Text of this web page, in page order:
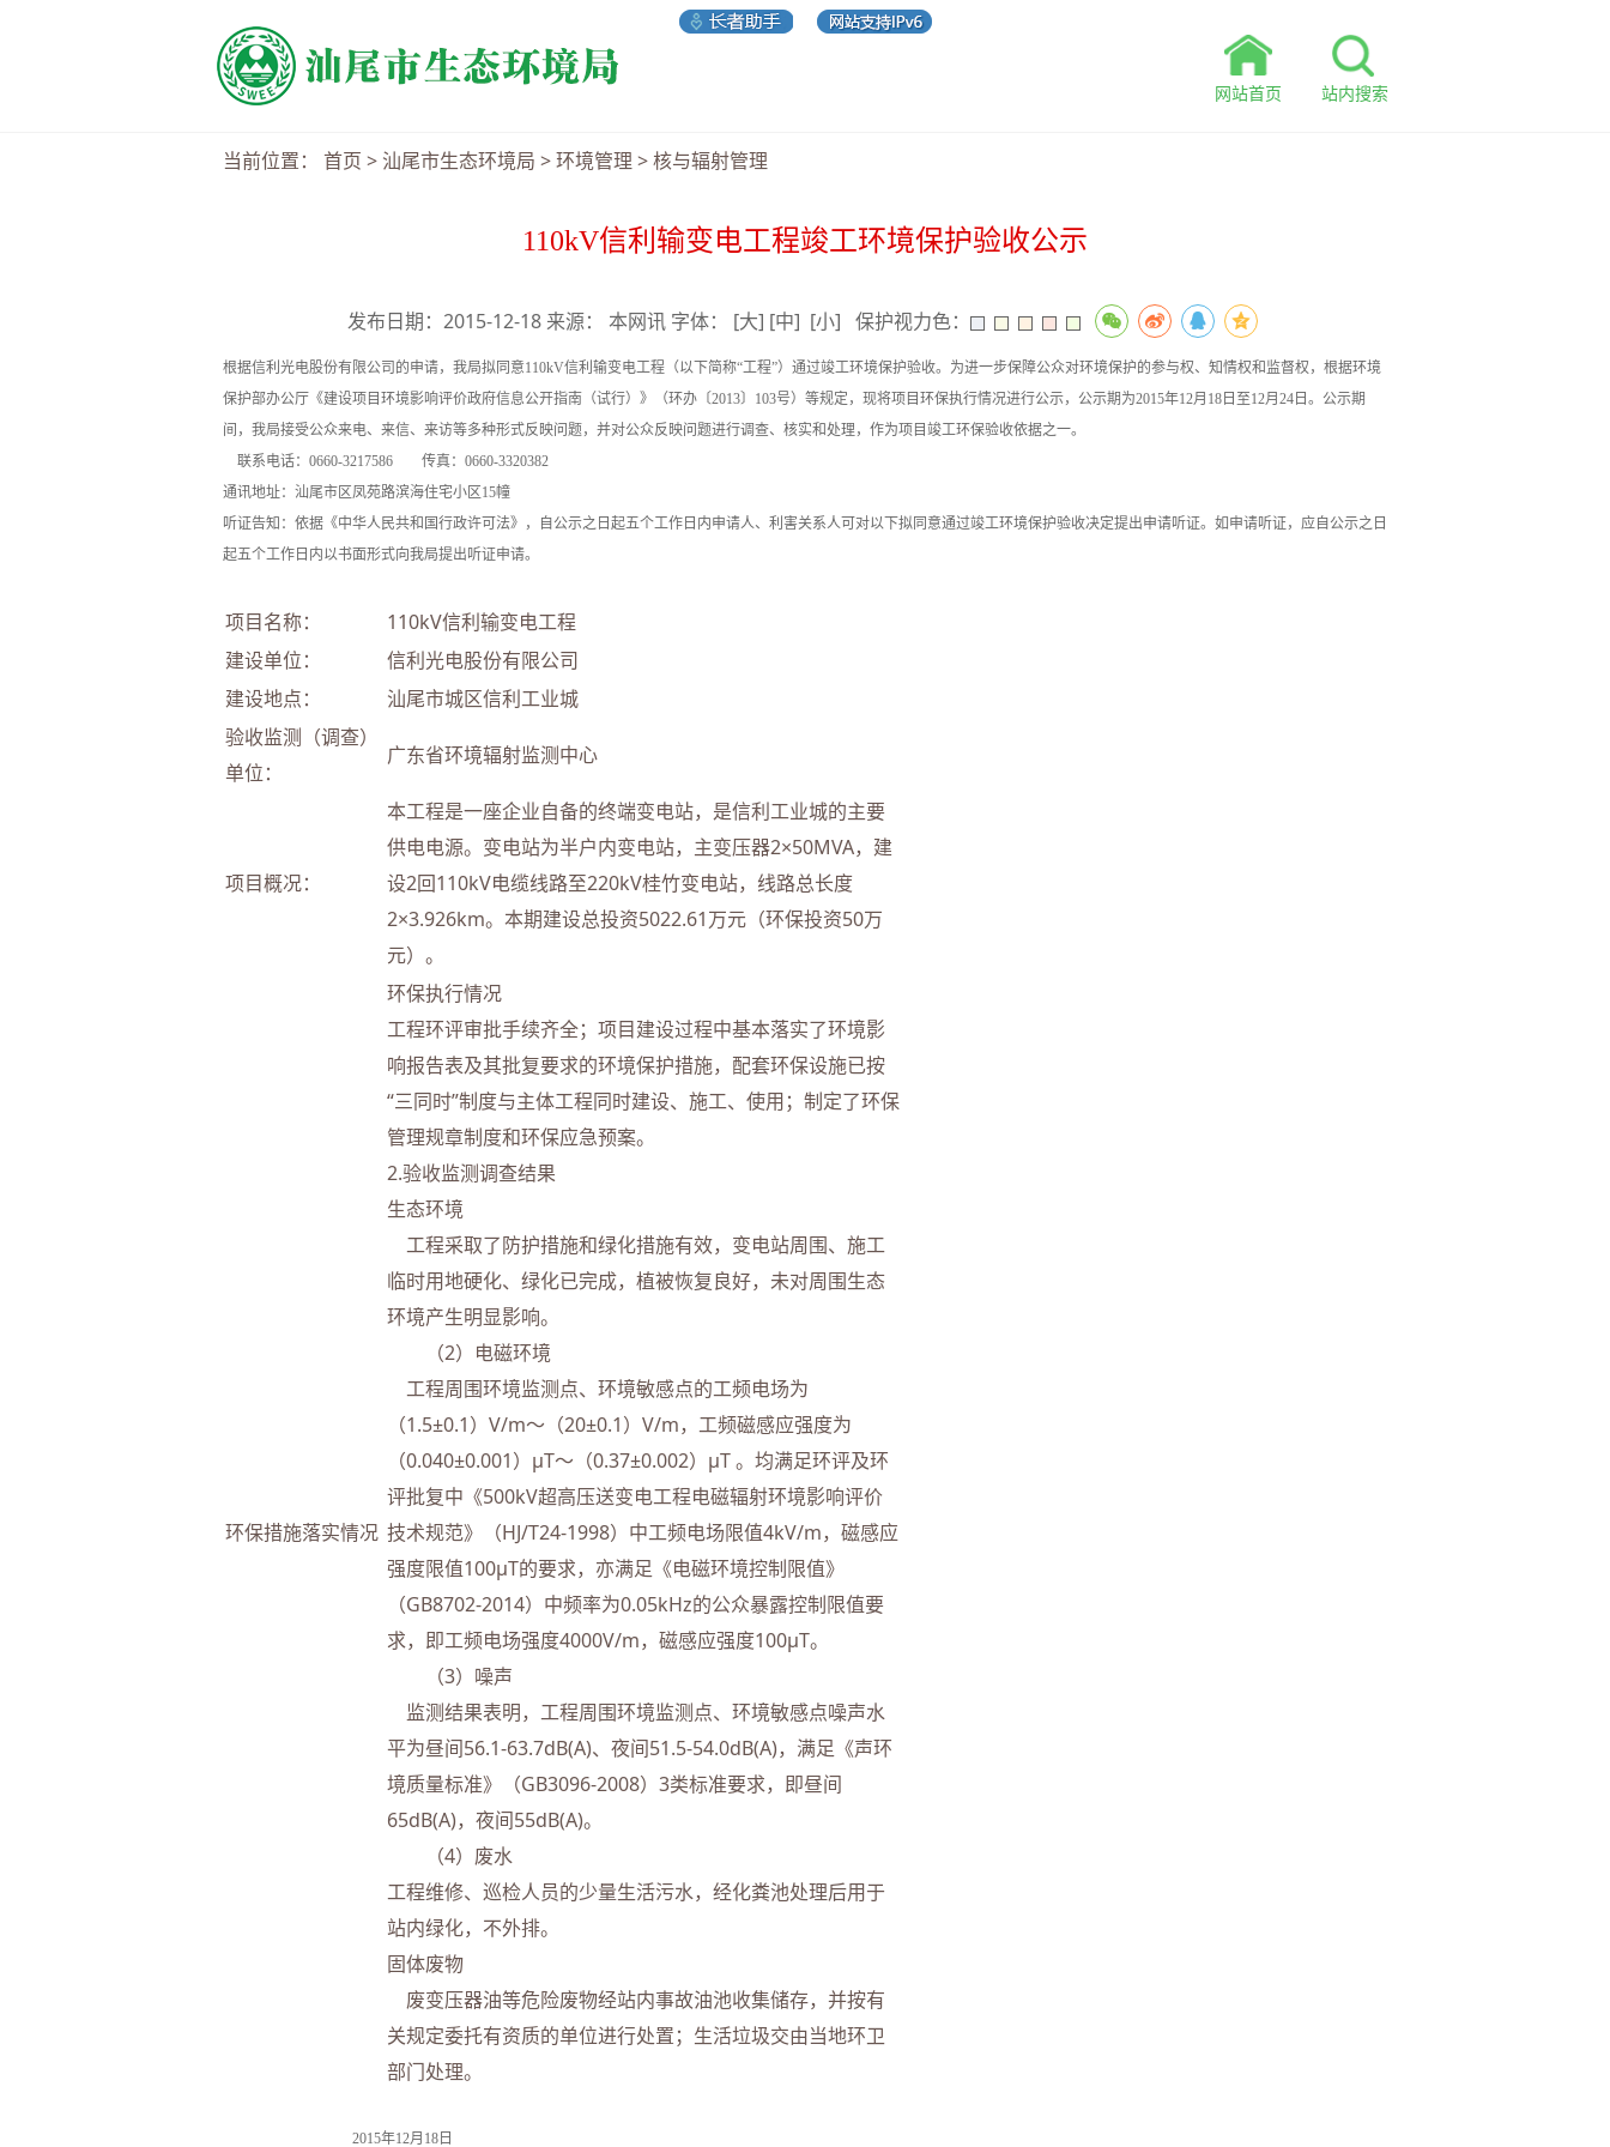
网站首页 站内搜索
当前位置： 首页 > 汕尾市生态环境局 >环境管理 >核与辐射管理
110kV信利输变电工程竣工环境保护验收公示
发布日期：2015-12-18 来源： 本网讯 字体： [大] [中] [小] 保护视力色：
根据信利光电股份有限公司的申请，我局拟同意110kV信利输变电工程（以下简称“工程”）通过竣工环境保护验收。为进一步保障公众对环境保护的参与权、知情权和监督权，根据环境
保护部办公厅《建设项目环境影响评价政府信息公开指南（试行）》（环办〔2013〕103号）等规定，现将项目环保执行情况进行公示，公示期为2015年12月18日至12月24日。公示期
间，我局接受公众来电、来信、来访等多种形式反映问题，并对公众反映问题进行调查、核实和处理，作为项目竣工环保验收依据之一。
联系电话：0660-3217586 传真：0660-3320382
通讯地址：汕尾市区凤苑路滨海住宅小区15幢
听证告知：依据《中华人民共和国行政许可法》，自公示之日起五个工作日内申请人、利害关系人可对以下拟同意通过竣工环境保护验收决定提出申请听证。如申请听证，应自公示之日
起五个工作日内以书面形式向我局提出听证申请。
项目名称：
110kV信利输变电工程
建设单位：
信利光电股份有限公司
建设地点：
汕尾市城区信利工业城
验收监测（调查）
单位：
广东省环境辐射监测中心
项目概况：
本工程是一座企业自备的终端变电站，是信利工业城的主要
供电电源。变电站为半户内变电站，主变压器2×50MVA，建
设2回110kV电缆线路至220kV桂竹变电站，线路总长度
2×3.926km。本期建设总投资5022.61万元（环保投资50万
元）。
环保措施落实情况
环保执行情况
工程环评审批手续齐全；项目建设过程中基本落实了环境影
响报告表及其批复要求的环境保护措施，配套环保设施已按
“三同时”制度与主体工程同时建设、施工、使用；制定了环保
管理规章制度和环保应急预案。
2.验收监测调查结果
生态环境
工程采取了防护措施和绿化措施有效，变电站周围、施工
临时用地硬化、绿化已完成，植被恢复良好，未对周围生态
环境产生明显影响。
（2）电磁环境
工程周围环境监测点、环境敏感点的工频电场为
（1.5±0.1）V/m～（20±0.1）V/m，工频磁感应强度为
（0.040±0.001）μT～（0.37±0.002）μT 。均满足环评及环
评批复中《500kV超高压送变电工程电磁辐射环境影响评价
技术规范》（HJ/T24-1998）中工频电场限值4kV/m，磁感应
强度限值100μT的要求，亦满足《电磁环境控制限值》
（GB8702-2014）中频率为0.05kHz的公众暴露控制限值要
求，即工频电场强度4000V/m，磁感应强度100μT。
（3）噪声
监测结果表明，工程周围环境监测点、环境敏感点噪声水
平为昼间56.1-63.7dB(A)、夜间51.5-54.0dB(A)，满足《声环
境质量标准》（GB3096-2008）3类标准要求，即昼间
65dB(A)，夜间55dB(A)。
（4）废水
工程维修、巡检人员的少量生活污水，经化粪池处理后用于
站内绿化，不外排。
固体废物
废变压器油等危险废物经站内事故油池收集储存，并按有
关规定委托有资质的单位进行处置；生活垃圾交由当地环卫
部门处理。
2015年12月18日